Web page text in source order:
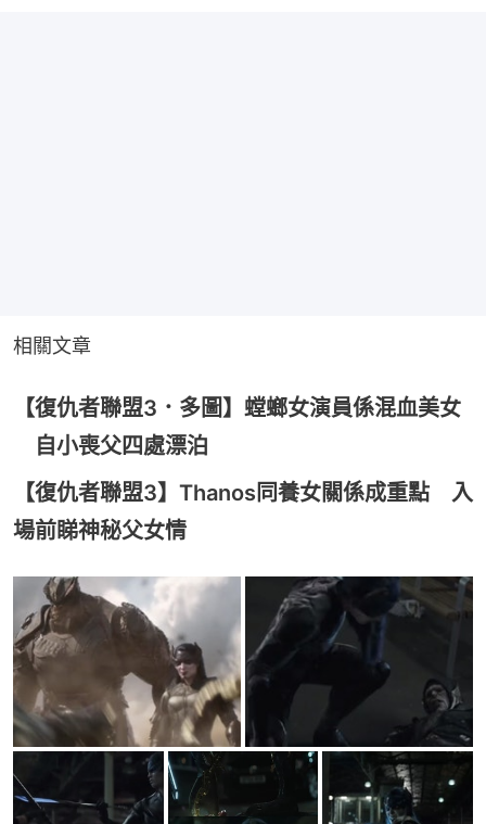
相關文章
【復仇者聯盟3．多圖】螳螂女演員係混血美女
自小喪父四處漂泊
【復仇者聯盟3】Thanos同養女關係成重點 入
場前睇神秘父女情